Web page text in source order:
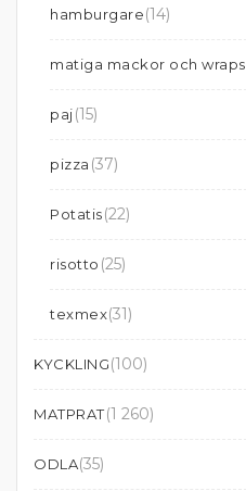
hamburgare(14)
matiga mackor och wraps
paj(15)
pizza (37)
Potatis(22)
risotto (25)
texmex(31)
KYCKLING(100)
MATPRAT(1 260)
ODLA(35)